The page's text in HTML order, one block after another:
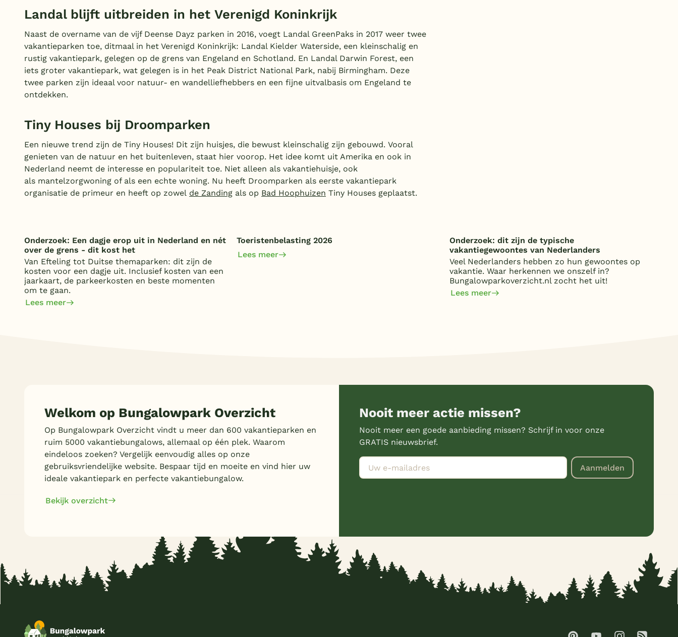
Landal blijft uitbreiden in het Verenigd Koninkrijk
Naast de overname van de vijf Deense Dayz parken in 2016, voegt Landal GreenPaks in 2017 weer twee
vakantieparken toe, ditmaal in het Verenigd Koninkrijk: Landal Kielder Waterside, een kleinschalig en
rustig vakantiepark, gelegen op de grens van Engeland en Schotland. En Landal Darwin Forest, een
iets groter vakantiepark, wat gelegen is in het Peak District National Park, nabij Birmingham. Deze
twee parken zijn ideaal voor natuur- en wandelliefhebbers en een fijne uitvalbasis om Engeland te
ontdekken.
Tiny Houses bij Droomparken
Een nieuwe trend zijn de Tiny Houses! Dit zijn huisjes, die bewust kleinschalig zijn gebouwd. Vooral
genieten van de natuur en het buitenleven, staat hier voorop. Het idee komt uit Amerika en ook in
Nederland neemt de interesse en populariteit toe. Niet alleen als vakantiehuisje, ook
als mantelzorgwoning of als een echte woning. Nu heeft Droomparken als eerste vakantiepark
organisatie de primeur en heeft op zowel de Zanding als op Bad Hoophuizen Tiny Houses geplaatst.
Onderzoek: Een dagje erop uit in Nederland en nét
over de grens - dit kost het
Van Efteling tot Duitse themaparken: dit zijn de
kosten voor een dagje uit. Inclusief kosten van een
jaarkaart, de parkeerkosten en beste momenten
om te gaan.
Lees meer
Toeristenbelasting 2026
Lees meer
Onderzoek: dit zijn de typische
vakantiegewoontes van Nederlanders
Veel Nederlanders hebben zo hun gewoontes op
vakantie. Waar herkennen we onszelf in?
Bungalowparkoverzicht.nl zocht het uit!
Lees meer
Welkom op Bungalowpark Overzicht
Op Bungalowpark Overzicht vindt u meer dan 600 vakantieparken en
ruim 5000 vakantiebungalows, allemaal op één plek. Waarom
eindeloos zoeken? Vergelijk eenvoudig alles op onze
gebruiksvriendelijke website. Bespaar tijd en moeite en vind hier uw
ideale vakantiepark en perfecte vakantiebungalow.
Bekijk overzicht
Nooit meer actie missen?
Nooit meer een goede aanbieding missen? Schrijf in voor onze
GRATIS nieuwsbrief.
Aanmelden